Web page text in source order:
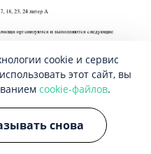
cookie и сервис
этот сайт, вы
cookie-файлов.
снова